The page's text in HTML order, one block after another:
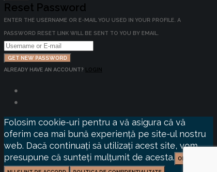
Reset Password
ENTER THE USERNAME OR E-MAIL YOU USED IN YOUR PROFILE. A
PASSWORD RESET LINK WILL BE SENT TO YOU BY EMAIL.
GET NEW PASSWORD
ALREADY HAVE AN ACCOUNT? LOGIN
Folosim cookie-uri pentru a vă asigura că vă
oferim cea mai bună experiență pe site-ul nostru
web. Dacă continuați să utilizați acest site, vom
presupune că sunteți mulțumit de acesta.
OK